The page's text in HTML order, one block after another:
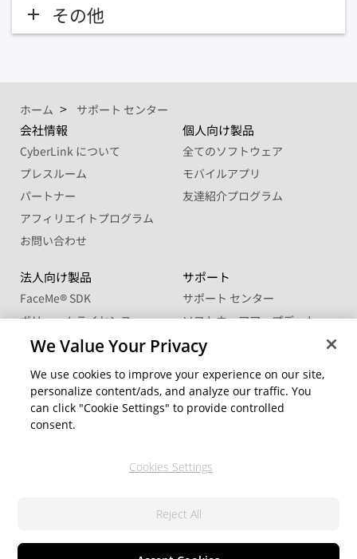
その他
ホーム サポート センター
会社情報
CyberLink について
プレスルーム
パートナー
アフィリエイトプログラム
お問い合わせ
個人向け製品
全てのソフトウェア
モバイルアプリ
友達紹介プログラム
法人向け製品
FaceMe® SDK
ボリュームライセンス
学生・教職員向け優待販売
サポート
サポート センター
ソフトウェアアップデート
ラーニングセンター
コミュニティー
CyberLink メンバーサイト
ブログ
公式ソーシャルメディア
地域を変更
© 2026 CyberLink Corp. 無断複写・複製・転載を禁ず
We Value Your Privacy
We use cookies to improve your experience on our site,
personalize content/ads, and analyze our traffic. You
can click "Cookie Settings" to provide controlled
consent.
Cookies Settings
Reject All